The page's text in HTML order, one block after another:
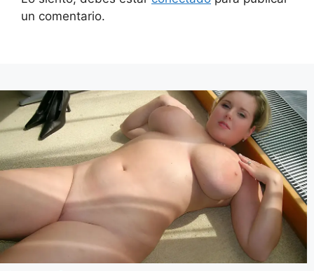
un comentario.